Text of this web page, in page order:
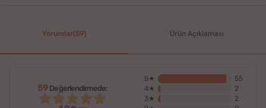
Yorumlar(59) Ürün Açıklaması
59 Değerlendirmede:
5★
55
4★
2
3★
2